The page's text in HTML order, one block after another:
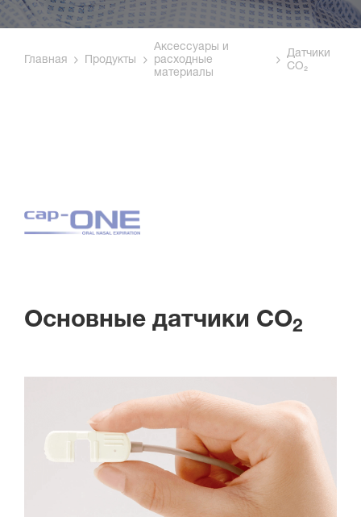
Главная Продукты
Аксессуары и
расходные
материалы
Датчики
CO₂
Основные датчики CO2